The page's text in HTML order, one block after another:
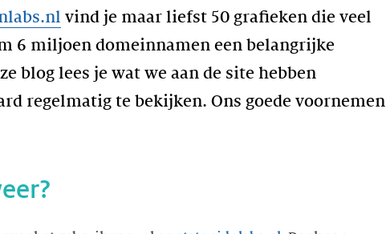
vind je maar liefst 50 grafieken die veel
6 miljoen domeinnamen een belangrijke
blog lees je wat we aan de site hebben
regelmatig te bekijken. Ons goede voornemen